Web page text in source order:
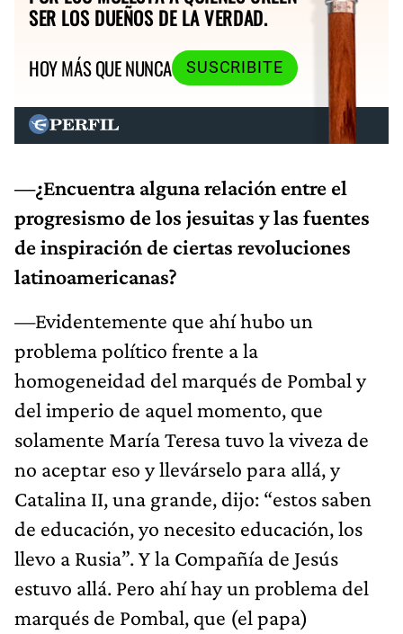
SER LOS DUEÑOS DE LA VERDAD.
HOY MÁS QUE NUNCA
SUSCRIBITE
—¿Encuentra alguna relación entre el
progresismo de los jesuitas y las fuentes
de inspiración de ciertas revoluciones
latinoamericanas?
—Evidentemente que ahí hubo un
problema político frente a la
homogeneidad del marqués de Pombal y
del imperio de aquel momento, que
solamente María Teresa tuvo la viveza de
no aceptar eso y llevárselo para allá, y
Catalina II, una grande, dijo: “estos saben
de educación, yo necesito educación, los
llevo a Rusia”. Y la Compañía de Jesús
estuvo allá. Pero ahí hay un problema del
marqués de Pombal, que (el papa)